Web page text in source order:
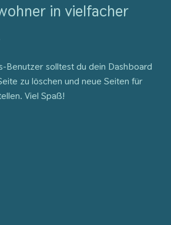
in vielfacher
Benutzer solltest du dein Dashboard
zu löschen und neue Seiten für
Viel Spaß!